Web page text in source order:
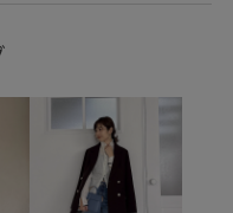
低身長
ャミソール